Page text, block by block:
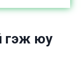
гэж юу